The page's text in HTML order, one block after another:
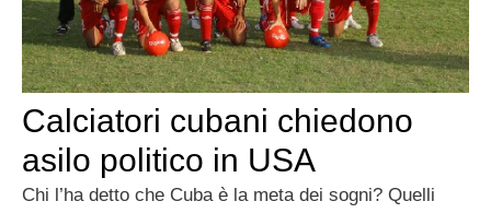
Calciatori cubani chiedono
asilo politico in USA
Chi l’ha detto che Cuba è la meta dei sogni? Quelli